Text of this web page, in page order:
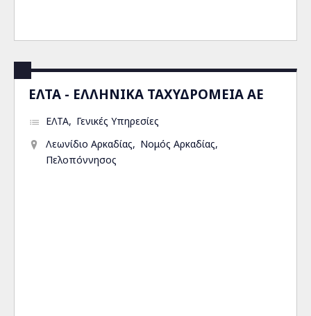
ΕΛΤΑ - ΕΛΛΗΝΙΚΑ ΤΑΧΥΔΡΟΜΕΙΑ ΑΕ
ΕΛΤΑ
Γενικές Υπηρεσίες
Λεωνίδιο Αρκαδίας
Νομός Αρκαδίας
Πελοπόννησος